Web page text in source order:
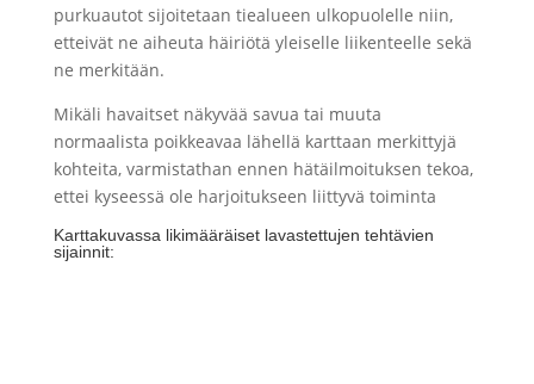
purkuautot sijoitetaan tiealueen ulkopuolelle niin,
etteivät ne aiheuta häiriötä yleiselle liikenteelle sekä
ne merkitään.
Mikäli havaitset näkyvää savua tai muuta
normaalista poikkeavaa lähellä karttaan merkittyjä
kohteita, varmistathan ennen hätäilmoituksen tekoa,
ettei kyseessä ole harjoitukseen liittyvä toiminta
Karttakuvassa likimääräiset lavastettujen tehtävien
sijainnit: